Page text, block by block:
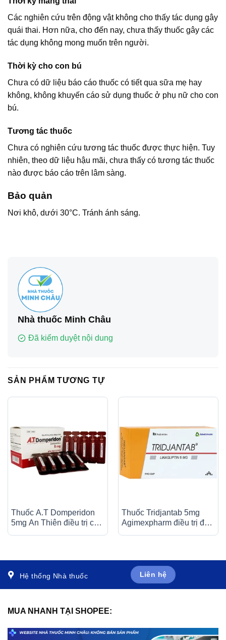
Các nghiên cứu trên động vật không cho thấy tác dụng gây
quái thai. Hơn nữa, cho đến nay, chưa thấy thuốc gây các
tác dụng không mong muốn trên người.
Thời kỳ cho con bú
Chưa có dữ liệu báo cáo thuốc có tiết qua sữa mẹ hay
không, không khuyến cáo sử dụng thuốc ở phụ nữ cho con
bú.
Tương tác thuốc
Chưa có nghiên cứu tương tác thuốc được thực hiện. Tuy
nhiên, theo dữ liệu hậu mãi, chưa thấy có tương tác thuốc
nào được báo cáo trên lâm sàng.
Bảo quản
Nơi khô, dưới 30°C. Tránh ánh sáng.
Nhà thuốc Minh Châu
Đã kiểm duyệt nội dung
SẢN PHẨM TƯƠNG TỰ
Thuốc A.T Domperidon
5mg An Thiên điều trị các
Thuốc Tridjantab 5mg
Agimexpharm điều trị đái
Hệ thống Nhà thuốc Liên hệ
MUA NHANH TẠI SHOPEE: